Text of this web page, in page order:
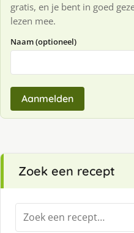
gratis, en je bent in goed
lezen mee.
Naam (optioneel)
Aanmelden
Zoek een recept
Zoeken
naar: